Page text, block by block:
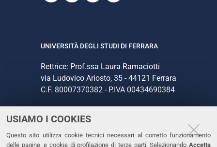
USIAMO I COOKIES
Questo sito utilizza cookie tecnici necessari al corretto funzionamento
delle pagine, e cookie di profilazione di terze parti. Selezionando Accetta
UNIVERSITÀ DEGLI STUDI DI FERRARA
Rettrice: Prof.ssa Laura Ramaciotti
via Ludovico Ariosto, 35 - 44121 Ferrara
C.F. 80007370382 - P.IVA 00434690384
CONTATTI
Tel. +39 0532 293111